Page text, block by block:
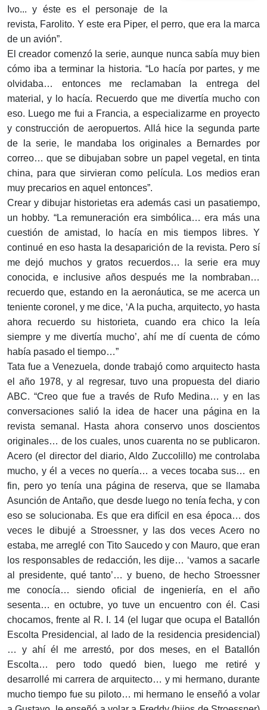
Ivo... y éste es el personaje de la
revista, Farolito. Y este era Piper, el perro, que era la marca
de un avión”.
El creador comenzó la serie, aunque nunca sabía muy bien
cómo iba a ter­minar la historia. “Lo hacía por partes, y me
olvidaba… entonces me reclama­ban la entrega del
material, y lo hacía. Recuerdo que me divertía mucho con
eso. Luego me fui a Francia, a especializarme en proyecto
y construcción de aeropuertos. Allá hice la segunda parte
de la serie, le mandaba los originales a Bernardes por
correo… que se dibujaban sobre un papel vegetal, en tinta
china, para que sirvieran como película. Los medios eran
muy precarios en aquel entonces”.
Crear y dibujar historietas era además casi un pasatiempo,
un hobby. “La remuneración era simbólica… era más una
cuestión de amistad, lo hacía en mis tiempos libres. Y
continué en eso hasta la desaparición de la revista. Pero sí
me dejó muchos y gratos recuerdos… la serie era muy
conocida, e inclusive años después me la nombraban…
recuerdo que, estando en la aeronáutica, se me acerca un
teniente coronel, y me dice, ‘A la pucha, arquitecto, yo hasta
ahora recuerdo su historieta, cuando era chico la leía
siempre y me divertía mucho’, ahí me dí cuenta de cómo
había pasado el tiempo…”
Tata fue a Venezuela, donde trabajó como arquitecto hasta
el año 1978, y al regresar, tuvo una propuesta del diario
ABC. “Creo que fue a través de Rufo Medina… y en las
conversaciones salió la idea de hacer una página en la
revista semanal. Hasta ahora conservo unos doscientos
originales… de los cuales, unos cuarenta no se publicaron.
Acero (el director del diario, Aldo Zuccolillo) me controlaba
mucho, y él a veces no quería… a veces tocaba sus… en
fin, pero yo tenía una página de reserva, que se llamaba
Asunción de Antaño, que desde luego no tenía fecha, y con
eso se solucionaba. Es que era difícil en esa época… dos
veces le dibujé a Stroessner, y las dos veces Acero no
estaba, me arreglé con Tito Saucedo y con Mauro, que eran
los responsables de redacción, les dije… ‘vamos a sacarle
al presidente, qué tanto’… y bueno, de hecho Stroessner
me conocía… siendo oficial de ingeniería, en el año
sesenta… en octubre, yo tuve un encuentro con él. Casi
chocamos, frente al R. I. 14 (el lugar que ocupa el Batallón
Escolta Presidencial, al lado de la residencia presidencial)
… y ahí él me arrestó, por dos meses, en el Batallón
Escolta… pero todo quedó bien, luego me retiré y
desarrollé mi carrera de arquitecto… y mi hermano, duran­te
mucho tiempo fue su piloto… mi hermano le enseñó a volar